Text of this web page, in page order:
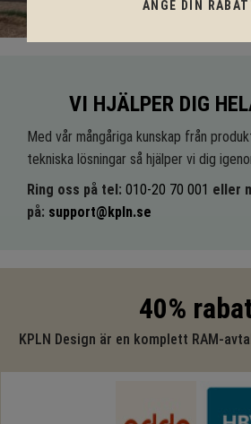
VI HJÄLPER DIG
Med vår mångåriga kunskap från
tekniska lösningar så hjälper vi dig
Ring oss på tel: 010-20 70 001 eller
på: support@kpln.se
40%
KPLN Design är en komplett RAM-
ANGE DIN